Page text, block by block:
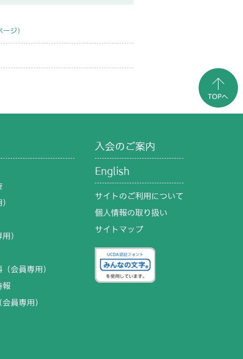
ジ）
）
会員専用）
報
員専用）
入会のご案内
English
サイトのご利用について
個人情報の取り扱い
サイトマップ